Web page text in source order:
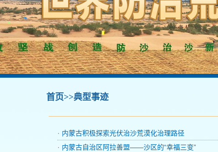
首页>>典型事迹
· 内蒙古积极探索光伏治沙荒漠化治理路径
· 内蒙古自治区阿拉善盟——沙区的“幸福三变”